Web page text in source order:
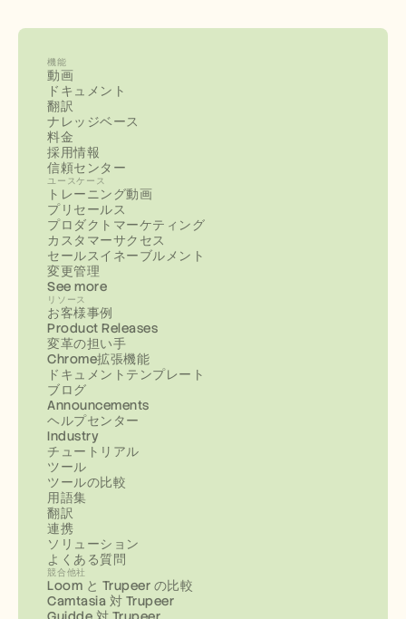
機能
動画
ドキュメント
翻訳
ナレッジベース
料金
採用情報
信頼センター
ユースケース
トレーニング動画
プリセールス
プロダクトマーケティング
カスタマーサクセス
セールスイネーブルメント
変更管理
See more
リソース
お客様事例
Product Releases
変革の担い手
Chrome拡張機能
ドキュメントテンプレート
ブログ
Announcements
ヘルプセンター
Industry
チュートリアル
ツール
ツールの比較
用語集
翻訳
連携
ソリューション
よくある質問
競合他社
Loom と Trupeer の比較
Camtasia 対 Trupeer